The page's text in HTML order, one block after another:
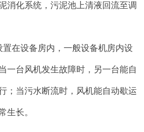
消化系统，污泥池上清液回流至调
在设备房内，一般设备机房内设
一台风机发生故障时，另一台能自
；当污水断流时，风机能自动歇运
生长。